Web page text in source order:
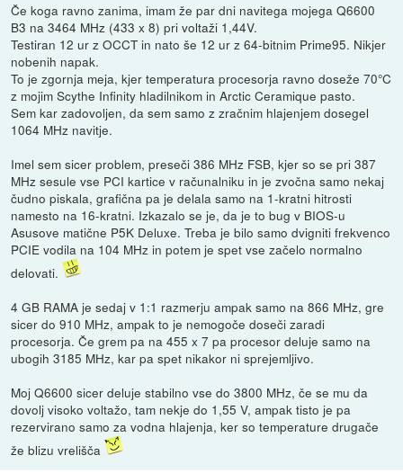
Če koga ravno zanima, imam že par dni navitega mojega Q6600
B3 na 3464 MHz (433 x 8) pri voltaži 1,44V.
Testiran 12 ur z OCCT in nato še 12 ur z 64-bitnim Prime95. Nikjer
nobenih napak.
To je zgornja meja, kjer temperatura procesorja ravno doseže 70°C
z mojim Scythe Infinity hladilnikom in Arctic Ceramique pasto.
Sem kar zadovoljen, da sem samo z zračnim hlajenjem dosegel
1064 MHz navitje.
Imel sem sicer problem, preseči 386 MHz FSB, kjer so se pri 387
MHz sesule vse PCI kartice v računalniku in je zvočna samo nekaj
čudno piskala, grafična pa je delala samo na 1-kratni hitrosti
namesto na 16-kratni. Izkazalo se je, da je to bug v BIOS-u
Asusove matične P5K Deluxe. Treba je bilo samo dvigniti frekvenco
PCIE vodila na 104 MHz in potem je spet vse začelo normalno
delovati.
4 GB RAMA je sedaj v 1:1 razmerju ampak samo na 866 MHz, gre
sicer do 910 MHz, ampak to je nemogoče doseči zaradi
procesorja. Če grem pa na 455 x 7 pa procesor deluje samo na
ubogih 3185 MHz, kar pa spet nikakor ni sprejemljivo.
Moj Q6600 sicer deluje stabilno vse do 3800 MHz, če se mu da
dovolj visoko voltažo, tam nekje do 1,55 V, ampak tisto je pa
rezervirano samo za vodna hlajenja, ker so temperature drugače
že blizu vrelišča